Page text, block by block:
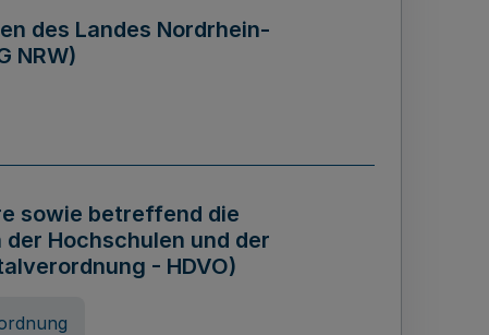
des Landes Nordrhein-
NRW)
sowie betreffend die
Hochschulen und der
- HDVO)